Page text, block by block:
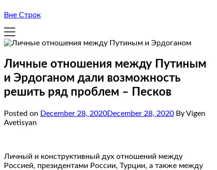
Вне Строк
Личные отношения между Путиным
и Эрдоганом дали возможность
решить ряд проблем – Песков
Posted on December 28, 2020December 28, 2020 By Vigen
Avetisyan
Личный и конструктивный дух отношений между
Россией, президентами России, Турции, а также между